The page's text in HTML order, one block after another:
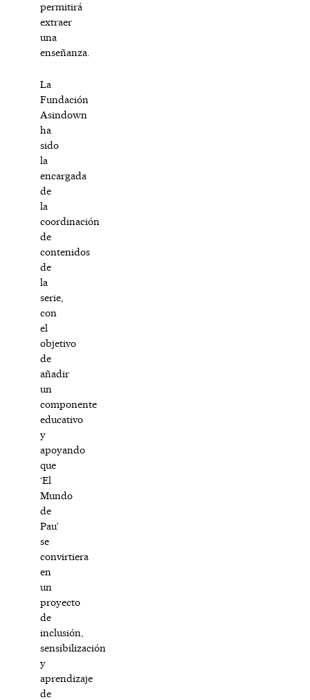
permitirá
extraer
una
enseñanza.
La
Fundación
Asindown
ha
sido
la
encargada
de
la
coordinación
de
contenidos
de
la
serie,
con
el
objetivo
de
añadir
un
componente
educativo
y
apoyando
que
‘El
Mundo
de
Pau’
se
convirtiera
en
un
proyecto
de
inclusión,
sensibilización
y
aprendizaje
de